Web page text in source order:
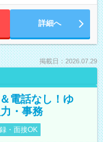
詳細へ
掲載日：2026.07.29
電話なし！ゆ
・事務
・面接OK